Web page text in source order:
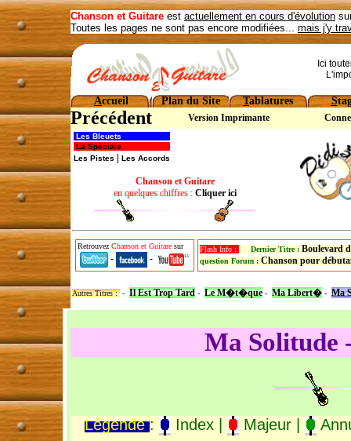
Chanson et Guitare est actuellement en cours d'évolution
Toutes les pages ne sont pas encore modifiées... mais j'y
Ici
Accueil Plan du Site Tablatures S
Précédent Version Imprimante
Les Bleuets
La Spéciale
Les Pistes
Les Accords
Chanson et Guitare
en quelques chiffres : Cliquer ici
Retrouvez Chanson et Guitare sur
- -
Flash Info : Dernier Titre : Boulevard
question Forum : Chanson pour
Autres Titres : - Il Est Trop Tard - Le M�t�que - Ma Libert� - Ma
Ma Solitude
Légende: Index | Majeur |